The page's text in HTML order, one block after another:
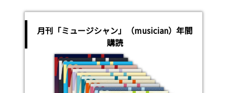
月刊「ミュージシャン」（musician）年間
購読